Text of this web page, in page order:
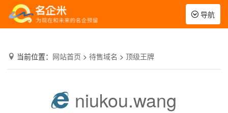
Toggle
navigation
导航
当前位置： 网站首页 > 待售域名 > 顶级王牌
niukou.wang